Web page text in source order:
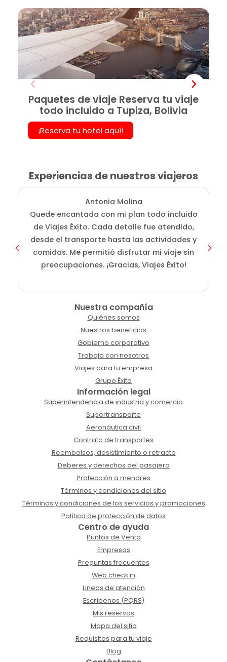
Paquetes de viaje Reserva tu viaje
todo incluido a Tupiza, Bolivia
¡Reserva tu hotel aquí!
Experiencias de nuestros viajeros
Antonia Molina
Quede encantada con mi plan todo incluido
de Viajes Éxito. Cada detalle fue atendido,
desde el transporte hasta las actividades y
comidas. Me permitió disfrutar mi viaje sin
preocupaciones. ¡Gracias, Viajes Éxito!
Nuestra compañía
Quiénes somos
Nuestros beneficios
Gobierno corporativo
Trabaja con nosotros
Viajes para tu empresa
Grupo Éxito
Información legal
Superintendencia de industria y comercio
Supertransporte
Aeronáutica civil
Contrato de transportes
Reembolsos, desistimiento o retracto
Deberes y derechos del pasajero
Protección a menores
Términos y condiciones del sitio
Términos y condiciones de los servicios y promociones
Política de protección de datos
Centro de ayuda
Puntos de Venta
Empresas
Preguntas frecuentes
Web check in
Lineas de atención
Escríbenos (PQRS)
Mis reservas
Mapa del sitio
Requisitos para tu viaje
Blog